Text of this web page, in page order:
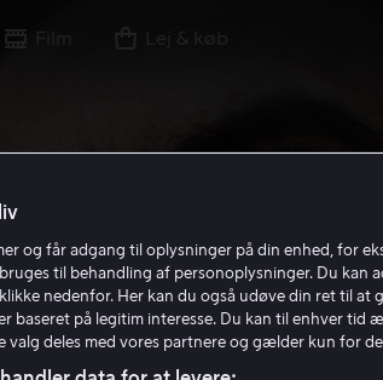
Lej & køb
og får adgang til oplysninger på din enhed, for
til behandling af personoplysninger. Du kan
nedenfor. Her kan du også udøve din ret til at
baseret på legitim interesse. Du kan til enhver tid
valg deles med vores partnere og gælder kun for